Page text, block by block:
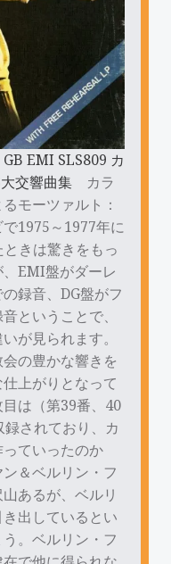
EMI SLS809 カ
交響曲集 カラ
モーツァルト：
1975～1977年に
きは驚きをもっ
EMI盤がダーレ
録音、DG盤がフ
ということで、
が見られます。
の豊かな響きを
上がりとなって
は（第39番、40
されており、カ
ていったのか
＆ベルリン・フ
あるが、ベルリ
出しているとい
。ベルリン・フ